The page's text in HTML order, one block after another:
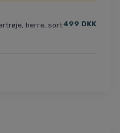
herre, sort499 DKK